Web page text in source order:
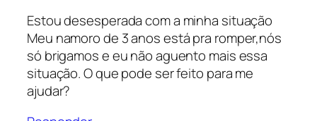
Estou desesperada com a minha situação
Meu namoro de 3 anos está pra romper,nós
só brigamos e eu não aguento mais essa
situação. O que pode ser feito para me
ajudar?